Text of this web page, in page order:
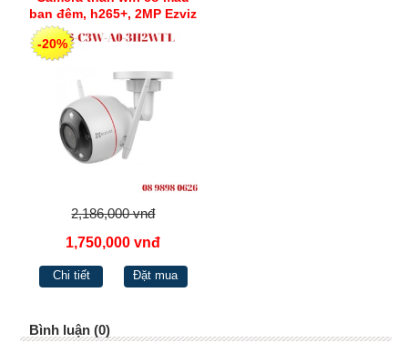
ban đêm, h265+, 2MP Ezviz
CS-C3W-A0-3H2WFL
-20%
2,186,000 vnđ
1,750,000 vnđ
Chi tiết Đặt mua
Bình luận (0)